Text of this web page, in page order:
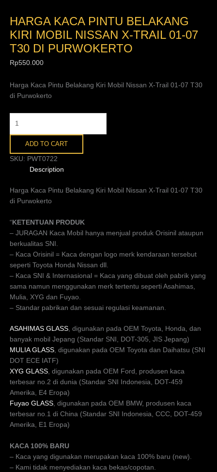
HARGA KACA PINTU BELAKANG
KIRI MOBIL NISSAN X-TRAIL 01-07
T30 DI PURWOKERTO
Rp550.000
Harga Kaca Pintu Belakang Kiri Mobil Nissan X-Trail 01-07 T30
di Purwokerto
ADD TO CART
SKU: PWT0722
Description
Harga Kaca Pintu Belakang Kiri Mobil Nissan X-Trail 01-07 T30
di Purwokerto
“KETENTUAN PRODUK
– JURAGAN Kaca Mobil hanya menjual produk Orisinil ataupun
berkualitas SNI.
– Kaca Orisinil = Kaca dengan logo merk kendaraan tersebut
seperti Toyota Honda Nissan dll.
– Kaca SNI & Internasional = Kaca yang dibuat oleh pabrik yang
sama namun menggunakan merk tertentu seperti Asahimas,
Mulia, XYG dan Fuyao.
– Standar pabrikan dan sesuai regulasi keamanan.
ASAHIMAS GLASS, digunakan pada OEM Toyota, Honda, dan
banyak mobil Jepang (Standar SNI, DOT-305, JIS Jepang)
MULIA GLASS, digunakan pada OEM Toyota dan Daihatsu (SNI
DOT ECE IATF)
XYG GLASS, digunakan pada OEM Ford, produsen kaca
terbesar no.2 di dunia (Standar SNI Indonesia, DOT-459
Amerika, E4 Eropa)
Fuyao GLASS, digunakan pada OEM BMW, produsen kaca
terbesar no.1 di China (Standar SNI Indonesia, CCC, DOT-459
Amerika, E1 Eropa)
KACA 100% BARU
– Kaca yang digunakan merupakan kaca 100% baru (new).
– Kami tidak menyediakan kaca bekas/copotan.